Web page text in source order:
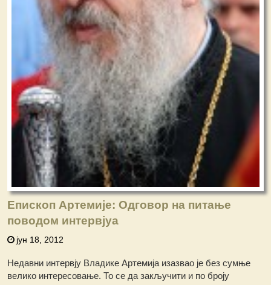
Епископ Артемије: Одговор на питање
поводом интервјуа
јун 18, 2012
Недавни интервју Владике Артемија изазвао је без сумње
велико интересовање. То се да закључити и по броју